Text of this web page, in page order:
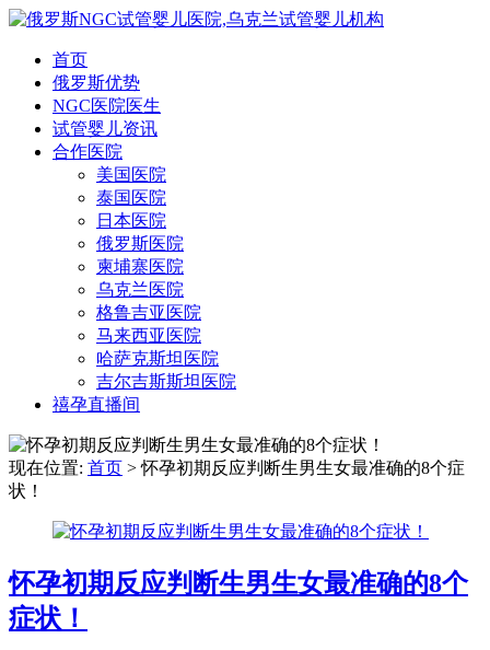
首页
俄罗斯优势
NGC医院医生
试管婴儿资讯
合作医院
美国医院
泰国医院
日本医院
俄罗斯医院
柬埔寨医院
乌克兰医院
格鲁吉亚医院
马来西亚医院
哈萨克斯坦医院
吉尔吉斯斯坦医院
禧孕直播间
现在位置: 首页 > 怀孕初期反应判断生男生女最准确的8个症
状！
怀孕初期反应判断生男生女最准确的8个
症状！